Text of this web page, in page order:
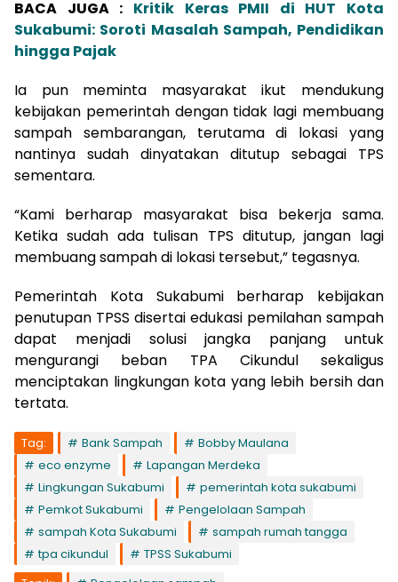
BACA JUGA : Kritik Keras PMII di HUT Kota
Sukabumi: Soroti Masalah Sampah, Pendidikan
hingga Pajak
Ia pun meminta masyarakat ikut mendukung
kebijakan pemerintah dengan tidak lagi membuang
sampah sembarangan, terutama di lokasi yang
nantinya sudah dinyatakan ditutup sebagai TPS
sementara.
“Kami berharap masyarakat bisa bekerja sama.
Ketika sudah ada tulisan TPS ditutup, jangan lagi
membuang sampah di lokasi tersebut,” tegasnya.
Pemerintah Kota Sukabumi berharap kebijakan
penutupan TPSS disertai edukasi pemilahan sampah
dapat menjadi solusi jangka panjang untuk
mengurangi beban TPA Cikundul sekaligus
menciptakan lingkungan kota yang lebih bersih dan
tertata.
Tag: Bank Sampah
Bobby Maulana
eco enzyme
Lapangan Merdeka
Lingkungan Sukabumi
pemerintah kota sukabumi
Pemkot Sukabumi
Pengelolaan Sampah
sampah Kota Sukabumi
sampah rumah tangga
tpa cikundul
TPSS Sukabumi